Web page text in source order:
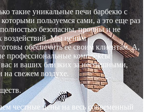
такие уникальные печи барбекю с
пользуемся сами, а это еще раз
безопасны, прочны и не
воздействий. Мы ценим
обеспечить ее своим клиентам. А,
профессиональные комплексы
вас и ваших близких за неспешными,
свежем воздухе.
честные цены на весь современный